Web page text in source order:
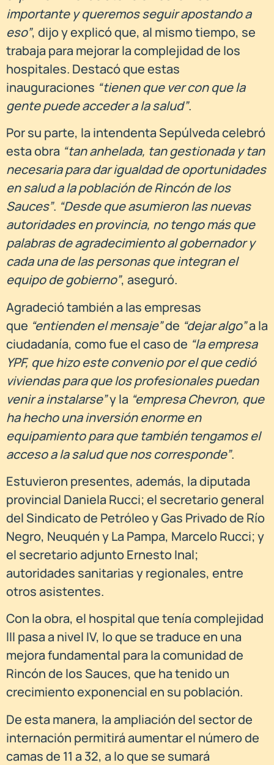
importante y queremos seguir apostando a
eso”, dijo y explicó que, al mismo tiempo, se
trabaja para mejorar la complejidad de los
hospitales. Destacó que estas
inauguraciones “tienen que ver con que la
gente puede acceder a la salud”.
Por su parte, la intendenta Sepúlveda celebró
esta obra “tan anhelada, tan gestionada y tan
necesaria para dar igualdad de oportunidades
en salud a la población de Rincón de los
Sauces”. “Desde que asumieron las nuevas
autoridades en provincia, no tengo más que
palabras de agradecimiento al gobernador y
cada una de las personas que integran el
equipo de gobierno”, aseguró.
Agradeció también a las empresas
que “entienden el mensaje”de “dejar algo”a la
ciudadanía, como fue el caso de “la empresa
YPF, que hizo este convenio por el que cedió
viviendas para que los profesionales puedan
venir a instalarse”y la “empresa Chevron, que
ha hecho una inversión enorme en
equipamiento para que también tengamos el
acceso a la salud que nos corresponde”.
Estuvieron presentes, además, la diputada
provincial Daniela Rucci; el secretario general
del Sindicato de Petróleo y Gas Privado de Río
Negro, Neuquén y La Pampa, Marcelo Rucci; y
el secretario adjunto Ernesto Inal;
autoridades sanitarias y regionales, entre
otros asistentes.
Con la obra, el hospital que tenía complejidad
III pasa a nivel IV, lo que se traduce en una
mejora fundamental para la comunidad de
Rincón de los Sauces, que ha tenido un
crecimiento exponencial en su población.
De esta manera, la ampliación del sector de
internación permitirá aumentar el número de
camas de 11 a 32, a lo que se sumará